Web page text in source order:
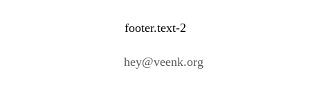
footer.text-2
hey@veenk.org